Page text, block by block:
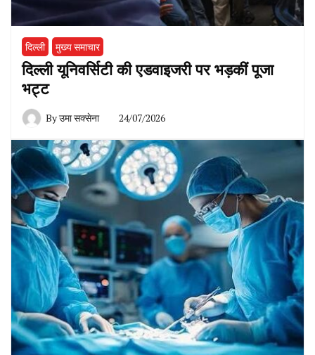
दिल्ली मुख्य समाचार
दिल्ली यूनिवर्सिटी की एडवाइजरी पर भड़कीं पूजा
भट्ट
Byउमा सक्सेना 24/07/2026